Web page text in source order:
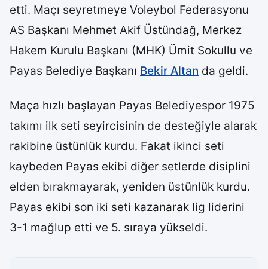
etti. Maçı seyretmeye Voleybol Federasyonu
AS Başkanı Mehmet Akif Üstündağ, Merkez
Hakem Kurulu Başkanı (MHK) Ümit Sokullu ve
Payas Belediye Başkanı Bekir Altan da geldi.
Maça hızlı başlayan Payas Belediyespor 1975
takımı ilk seti seyircisinin de desteğiyle alarak
rakibine üstünlük kurdu. Fakat ikinci seti
kaybeden Payas ekibi diğer setlerde disiplini
elden bırakmayarak, yeniden üstünlük kurdu.
Payas ekibi son iki seti kazanarak lig liderini
3-1 mağlup etti ve 5. sıraya yükseldi.